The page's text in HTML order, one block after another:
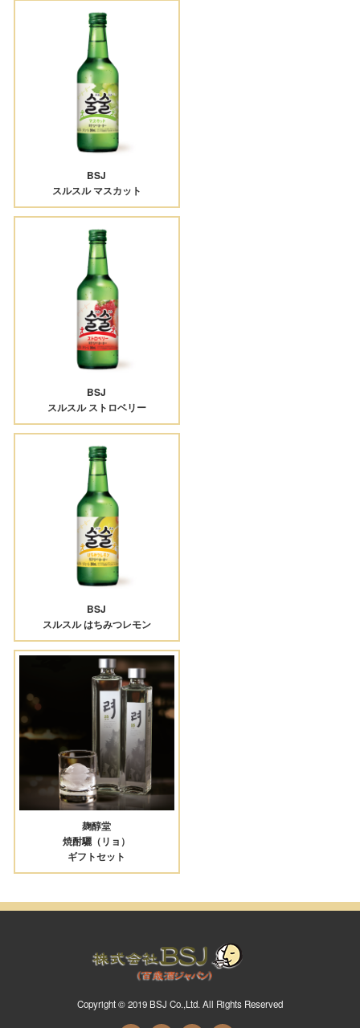
BSJ
スルスル マスカット
BSJ
スルスル ストロベリー
BSJ
スルスル はちみつレモン
麹醇堂
焼酎驪（リョ）
ギフトセット
Copyright © 2019 BSJ Co.,Ltd. All Rights Reserved